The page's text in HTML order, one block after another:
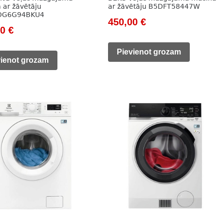
ar žāvētāju
€Current
is:grozam
ar žāvētāju B5DFT58447W
Original
was:
450,00 €Current
is:
Pievienot grozam